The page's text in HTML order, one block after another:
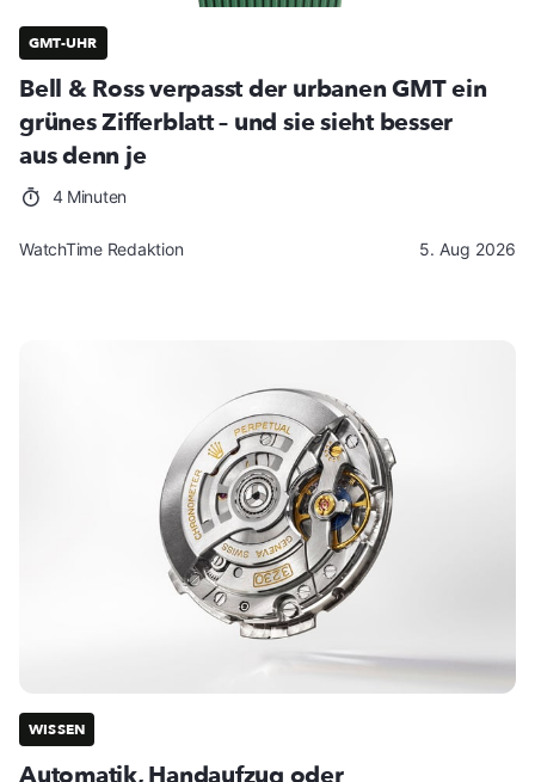
GMT-UHR
Bell & Ross verpasst der urbanen GMT ein
grünes Zifferblatt – und sie sieht besser
aus denn je
4 Minuten
WatchTime Redaktion 5. Aug 2026
WISSEN
Automatik, Handaufzug oder